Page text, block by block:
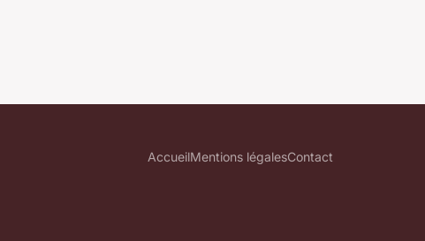
AccueilMentions légalesContact